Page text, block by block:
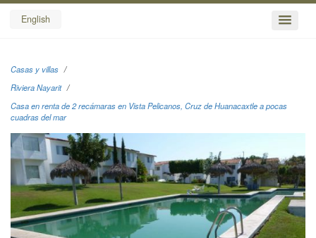
English
Casas y villas
Riviera Nayarit
Casa en renta de 2 recámaras en Vista Pelicanos, Cruz de Huanacaxtle a pocas
cuadras del mar